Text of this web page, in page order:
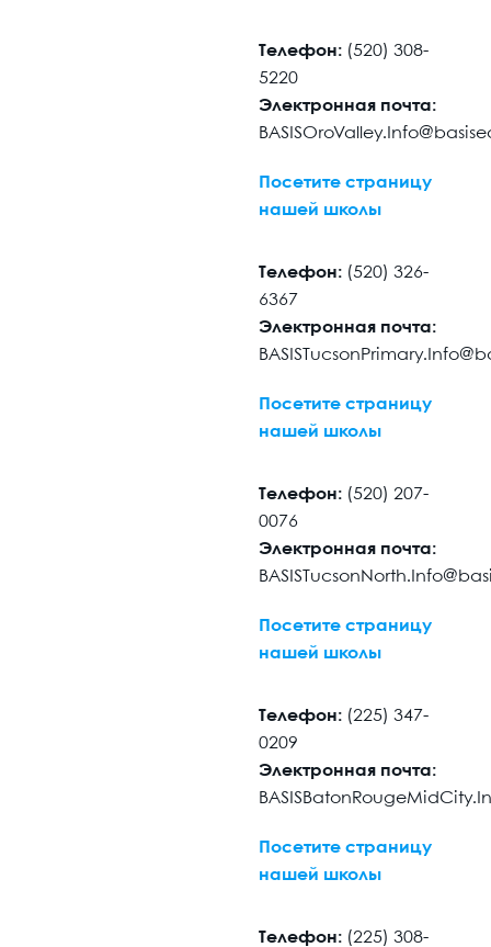
Телефон: (520) 308-
5220
Электронная почта:
Посетите страницу
нашей школы
Телефон: (520) 326-
6367
Электронная почта:
Посетите страницу
нашей школы
Телефон: (520) 207-
0076
Электронная почта:
Посетите страницу
нашей школы
Телефон: (225) 347-
0209
Электронная почта:
Посетите страницу
нашей школы
Телефон: (225) 308-